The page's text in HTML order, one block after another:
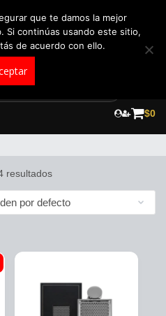
$0
resultados
que te damos la mejor
Si continúas usando este sitio,
de acuerdo con ello.